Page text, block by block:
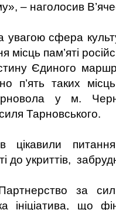
– наголосив
увагою сфера
пам’яті
Єдиного
п’ять таких
у м.
Тарновського.
цікавили
до укриттів,
за
ініціатива, що